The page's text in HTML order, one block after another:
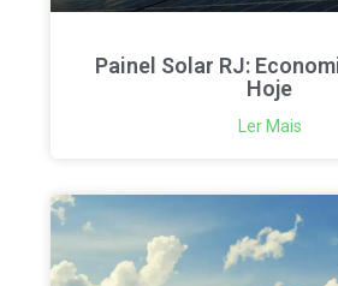
Painel Solar RJ:
Hoje
Ler Mais